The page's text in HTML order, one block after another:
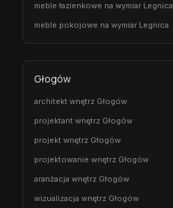
meble łazienkowe na wymiar Legnica
meble pokojowe na wymiar Legnica
Głogów
architekt wnętrz Głogów
projektant wnętrz Głogów
projekt wnętrz Głogów
projektowanie wnętrz Głogów
aranżacja wnętrz Głogów
wizualizacja wnętrz Głogów